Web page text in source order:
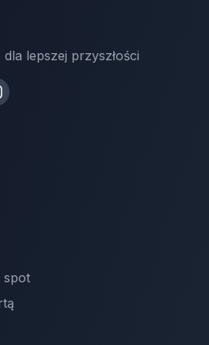
lepszej przyszłości
spot